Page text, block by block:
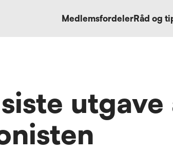
MedlemsfordelerRåd og
utgave